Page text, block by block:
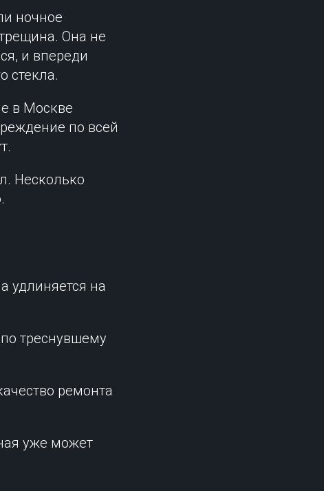
ночное
Она не
и впереди
стекла.
в Москве
по всей
Несколько
удлиняется на
треснувшему
ремонта
уже может